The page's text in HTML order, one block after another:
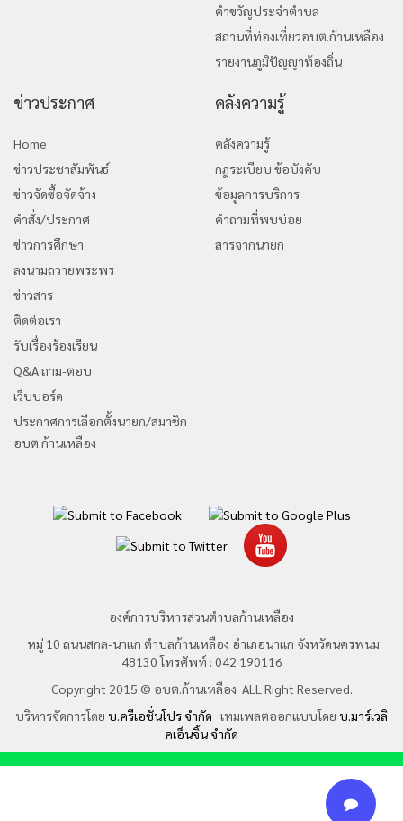
คำขวัญประจำตำบล
สถานที่ท่องเที่ยวอบต.ก้านเหลือง
รายงานภูมิปัญญาท้องถิ่น
ข่าวประกาศ
Home
ข่าวประชาสัมพันธ์
ข่าวจัดซื้อจัดจ้าง
คำสั่ง/ประกาศ
ข่าวการศึกษา
ลงนามถวายพระพร
ข่าวสาร
ติดต่อเรา
รับเรื่องร้องเรียน
Q&A ถาม-ตอบ
เว็บบอร์ด
ประกาศการเลือกตั้งนายก/สมาชิก
อบต.ก้านเหลือง
คลังความรู้
คลังความรู้
กฎระเบียบ ข้อบังคับ
ข้อมูลการบริการ
คำถามที่พบบ่อย
สารจากนายก
องค์การบริหารส่วนตำบลก้านเหลือง
หมู่ 10 ถนนสกล-นาแก ตำบลก้านเหลือง อำเภอนาแก จังหวัดนครพนม
48130 โทรศัพท์ : 042 190116
Copyright 2015 © อบต.ก้านเหลือง ALL Right Reserved.
บริหารจัดการโดย บ.ครีเอชั่นโปร จำกัด เทมเพลตออกแบบโดย บ.มาร์เวลิ
คเอ็นจิ้น จำกัด